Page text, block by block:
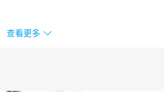
查看更多